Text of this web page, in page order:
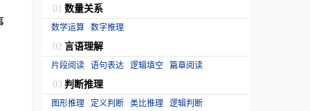
01 数量关系
数学运算 数字推理
02 言语理解
片段阅读 语句表达 逻辑填空 篇章阅读
03 判断推理
图形推理 定义判断 类比推理 逻辑判断